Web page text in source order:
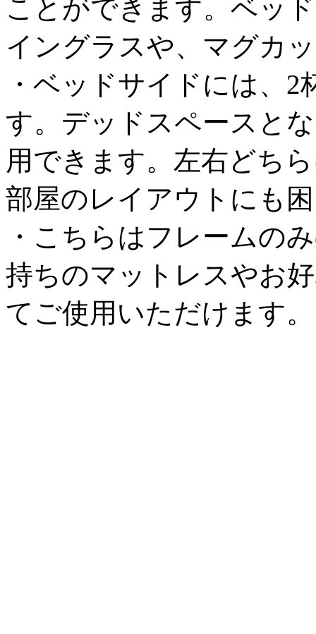
ことができます。ベッ
イングラスや、マグカ
・ベッドサイドには、
す。デッドスペースと
用できます。左右どち
部屋のレイアウトにも
・こちらはフレームの
持ちのマットレスやお
てご使用いただけます。